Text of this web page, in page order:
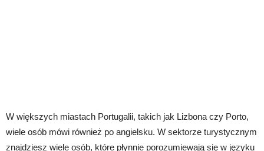
W większych miastach Portugalii, takich jak Lizbona czy Porto,
wiele osób mówi również po angielsku. W sektorze turystycznym
znajdziesz wiele osób, które płynnie porozumiewają się w języku